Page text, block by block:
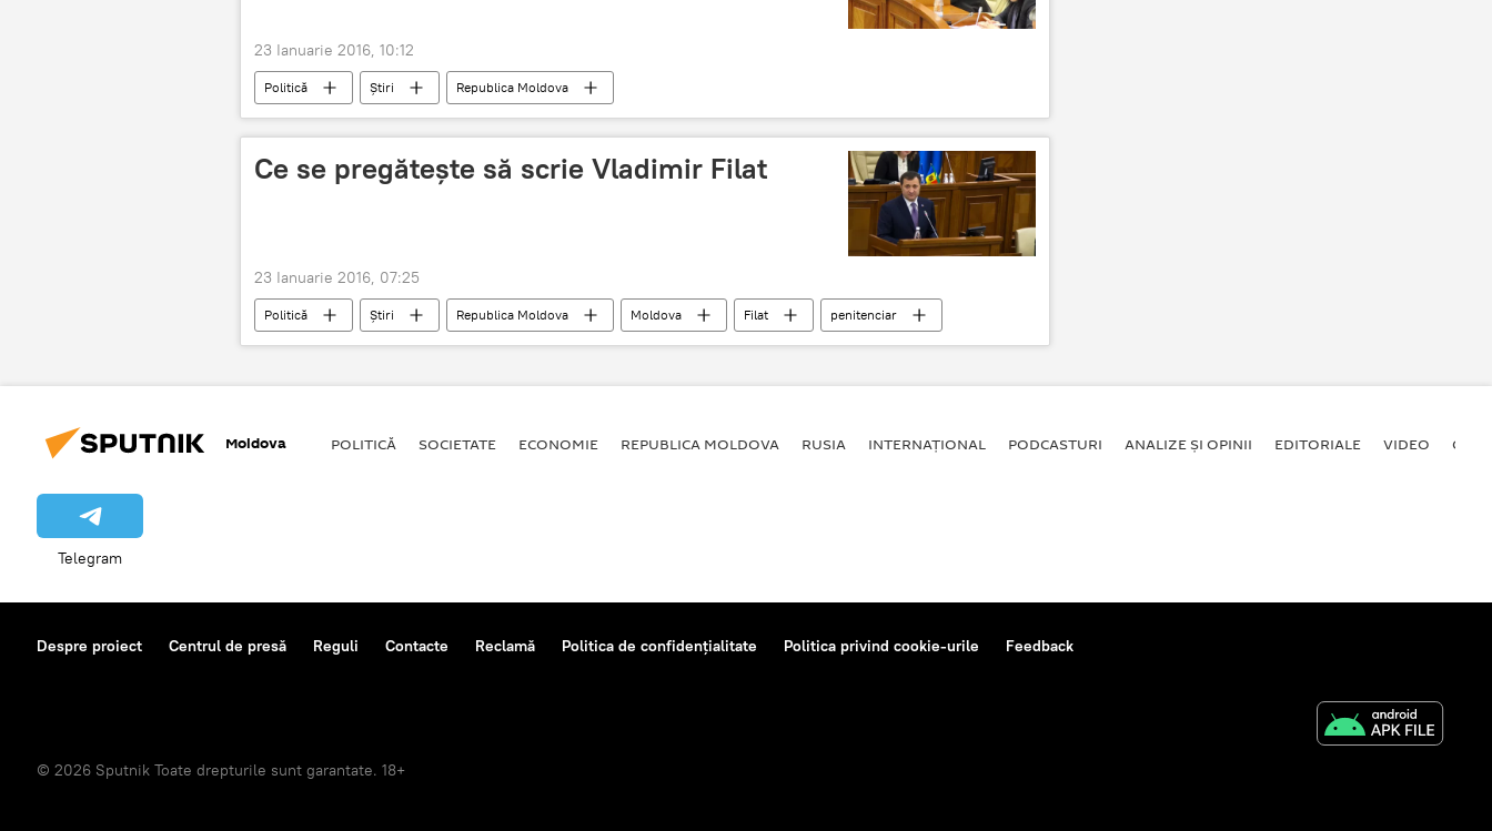
23 Ianuarie 2016, 10:12
Politică Știri
Republica Moldova
Proteste la Chişinău după învestirea Guvernului Filip
Moldova Parlament
proteste
Ce se pregăteşte să scrie Vladimir Filat
23 Ianuarie 2016, 07:25
Politică Știri Republica Moldova Moldova Filat
penitenciar
fraude bancare
Soarta lui Vladimir Filat, la mâna justiţiei
Moldova POLITICĂ SOCIETATE ECONOMIE REPUBLICA MOLDOVA RUSIA INTERNAȚIONAL PODCASTURI ANALIZE ȘI OPINII EDITORIALE VIDEO
Telegram
Despre proiect Centrul de presă Reguli Contacte Reclamă Politica de confidențialitate Politica privind cookie-urile Feedback
© 2026 Sputnik Toate drepturile sunt garantate. 18+